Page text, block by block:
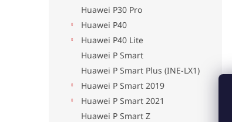
Huawei P30 Pro
Huawei P40
Huawei P40 Lite
Huawei P Smart
Huawei P Smart Plus (INE-LX1)
Huawei P Smart 2019
Huawei P Smart 2021
Huawei P Smart Z